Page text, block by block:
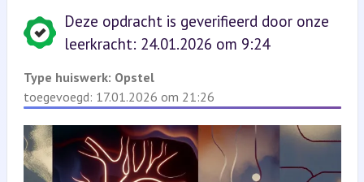
Deze opdracht is geverifieerd door onze
leerkracht: 24.01.2026 om 9:24
Type huiswerk: Opstel
toegevoegd: 17.01.2026 om 21:26